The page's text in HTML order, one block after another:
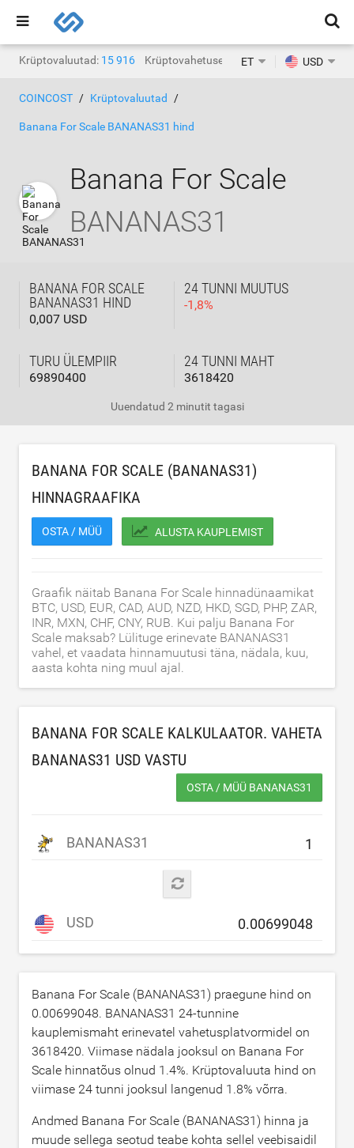
Krüptovaluutad: 15 916 Krüptovahetused: 1468
ET USD
COINCOST Krüptovaluutad
Banana For Scale BANANAS31 hind
Banana For Scale
BANANAS31
BANANA FOR SCALE
BANANAS31 HIND
0,007 USD
24 TUNNI MUUTUS
-1,8%
TURU ÜLEMPIIR
69890400
24 TUNNI MAHT
3618420
Uuendatud 2 minutit tagasi
BANANA FOR SCALE (BANANAS31)
HINNAGRAAFIKA
OSTA / MÜÜ ALUSTA KAUPLEMIST
Graafik näitab Banana For Scale hinnadünaamikat
BTC, USD, EUR, CAD, AUD, NZD, HKD, SGD, PHP, ZAR,
INR, MXN, CHF, CNY, RUB. Kui palju Banana For
Scale maksab? Lülituge erinevate BANANAS31
vahel, et vaadata hinnamuutusi täna, nädala, kuu,
aasta kohta ning muul ajal.
BANANA FOR SCALE KALKULAATOR. VAHETA
BANANAS31 USD VASTU
OSTA / MÜÜ BANANAS31
BANANAS31
USD
Banana For Scale (BANANAS31) praegune hind on
0.00699048. BANANAS31 24-tunnine
kauplemismaht erinevatel vahetusplatvormidel on
3618420. Viimase nädala jooksul on Banana For
Scale hinnatõus olnud 1.4%. Krüptovaluuta hind on
viimase 24 tunni jooksul langenud 1.8% võrra.
Andmed Banana For Scale (BANANAS31) hinna ja
muude sellega seotud teabe kohta sellel veebisaidil